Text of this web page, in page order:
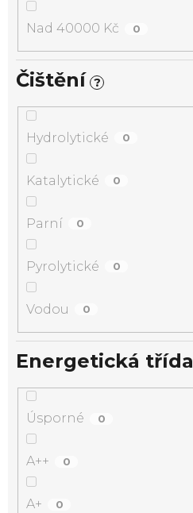
Nad 40000 Kč 0
Čištění ?
Hydrolytické 0
Katalytické 0
Parní 0
Pyrolytické 0
Vodou 0
Energetická třída
Úsporné 0
A++ 0
A+ 0